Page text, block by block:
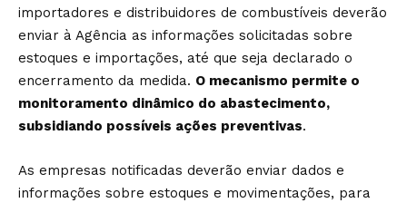
importadores e distribuidores de combustíveis deverão
enviar à Agência as informações solicitadas sobre
estoques e importações, até que seja declarado o
encerramento da medida. O mecanismo permite o
monitoramento dinâmico do abastecimento,
subsidiando possíveis ações preventivas.
As empresas notificadas deverão enviar dados e
informações sobre estoques e movimentações, para